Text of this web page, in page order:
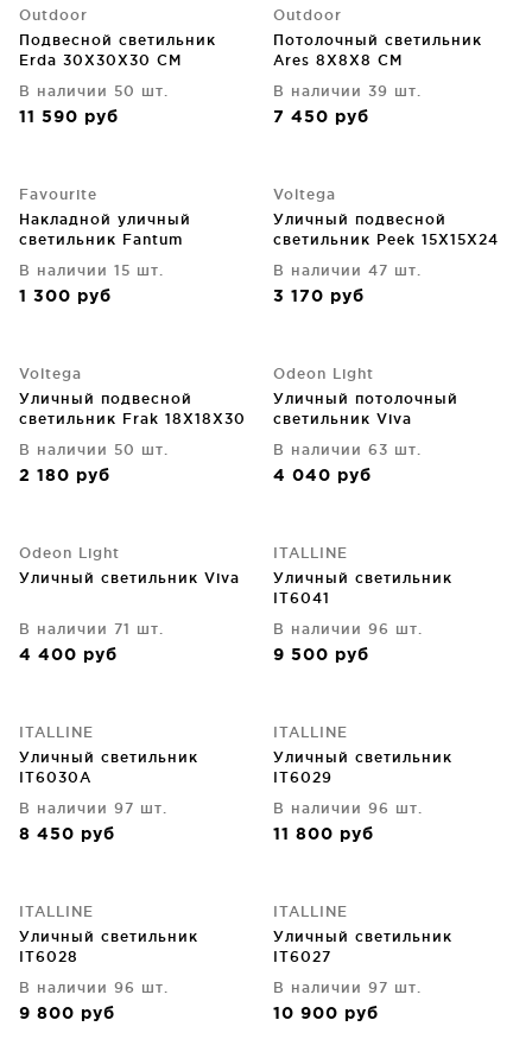
Outdoor
Подвесной светильник
Erda 30X30X30 CM
В наличии 50 шт.
11 590 руб
Outdoor
Потолочный светильник
Ares 8X8X8 CM
В наличии 39 шт.
7 450 руб
Favourite
Накладной уличный
светильник Fantum
В наличии 15 шт.
1 300 руб
Voltega
Уличный подвесной
светильник Peek 15X15X24
В наличии 47 шт.
3 170 руб
Voltega
Уличный подвесной
светильник Frak 18X18X30
В наличии 50 шт.
2 180 руб
Odeon Light
Уличный потолочный
светильник Viva
В наличии 63 шт.
4 040 руб
Odeon Light
Уличный светильник Viva
В наличии 71 шт.
4 400 руб
ITALLINE
Уличный светильник
IT6041
В наличии 96 шт.
9 500 руб
ITALLINE
Уличный светильник
IT6030A
В наличии 97 шт.
8 450 руб
ITALLINE
Уличный светильник
IT6029
В наличии 96 шт.
11 800 руб
ITALLINE
Уличный светильник
IT6028
В наличии 96 шт.
9 800 руб
ITALLINE
Уличный светильник
IT6027
В наличии 97 шт.
10 900 руб